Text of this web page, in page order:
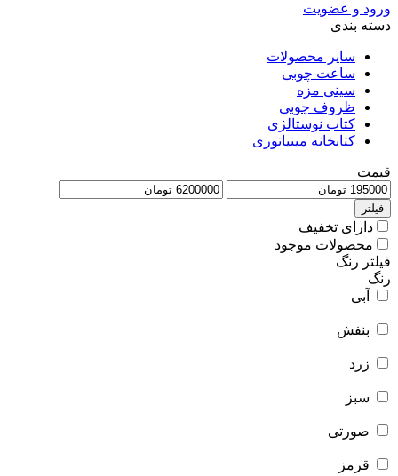
ورود و عضویت
دسته بندی
سایر محصولات
ساعت چوبی
سینی مزه
ظروف چوبی
کتاب نوستالژی
کتابخانه مینیاتوری
قیمت
فیلتر
دارای تخفیف
محصولات موجود
فیلتر رنگ
رنگ
آبی
بنفش
زرد
سبز
صورتی
قرمز